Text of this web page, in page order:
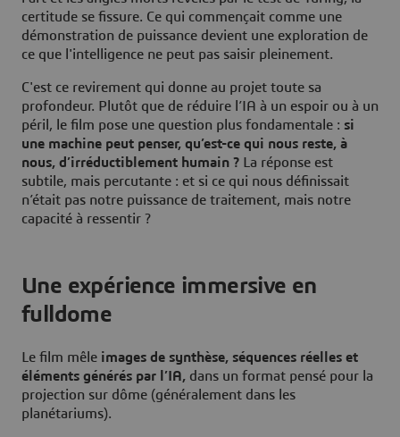
certitude se fissure. Ce qui commençait comme une
démonstration de puissance devient une exploration de
ce que l'intelligence ne peut pas saisir pleinement.
C'est ce revirement qui donne au projet toute sa
profondeur. Plutôt que de réduire l’IA à un espoir ou à un
péril, le film pose une question plus fondamentale : si
une machine peut penser, qu’est-ce qui nous reste, à
nous, d’irréductiblement humain ? La réponse est
subtile, mais percutante : et si ce qui nous définissait
n’était pas notre puissance de traitement, mais notre
capacité à ressentir ?
Une expérience immersive en
fulldome
Le film mêle images de synthèse, séquences réelles et
éléments générés par l’IA, dans un format pensé pour la
projection sur dôme (généralement dans les
planétariums).